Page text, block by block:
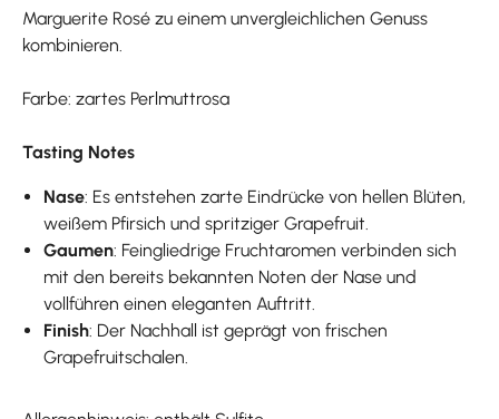
Marguerite Rosé zu einem unvergleichlichen Genuss
kombinieren.
Farbe: zartes Perlmuttrosa
Tasting Notes
Nase: Es entstehen zarte Eindrücke von hellen Blüten,
weißem Pfirsich und spritziger Grapefruit.
Gaumen: Feingliedrige Fruchtaromen verbinden sich
mit den bereits bekannten Noten der Nase und
vollführen einen eleganten Auftritt.
Finish: Der Nachhall ist geprägt von frischen
Grapefruitschalen.